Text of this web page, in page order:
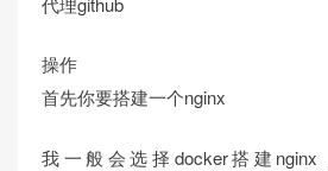
操作
首先你要搭建一个nginx
我一般会选择docker搭建nginx